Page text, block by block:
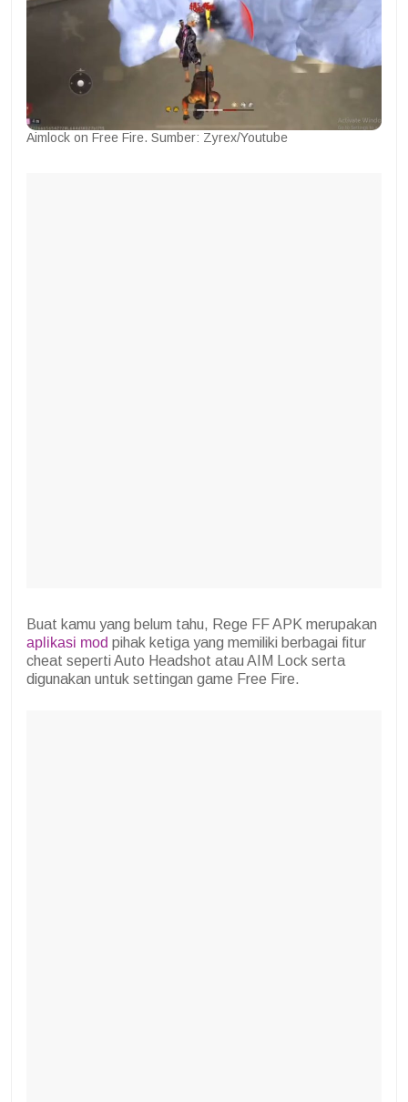
Aimlock on Free Fire. Sumber: Zyrex/Youtube
Buat kamu yang belum tahu, Rege FF APK merupakan
aplikasi mod pihak ketiga yang memiliki berbagai fitur
cheat seperti Auto Headshot atau AIM Lock serta
digunakan untuk settingan game Free Fire.